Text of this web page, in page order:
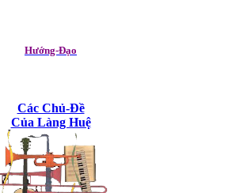
Hướng-Đạo
Các Chủ-Đề
Của Làng Huệ